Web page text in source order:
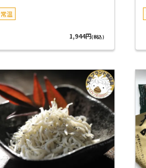
常温
1,944円(税込)